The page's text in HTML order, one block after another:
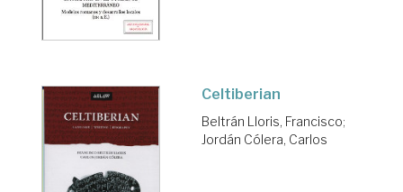
Celtiberian
Beltrán Lloris, Francisco;
Jordán Cólera, Carlos